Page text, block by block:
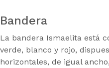
Bandera
La bandera Ismaelita está
verde, blanco y rojo,
horizontales, de igual